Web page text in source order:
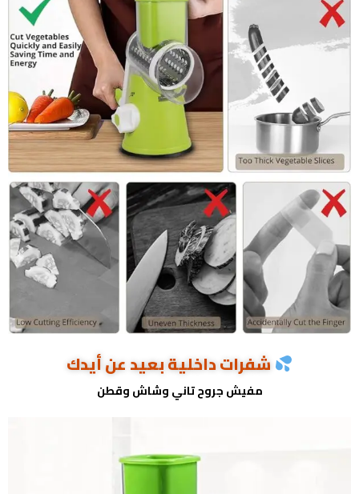
شفرات داخلية بعيد عن أيدك
مفيش جروح تاني وشاش وقطن